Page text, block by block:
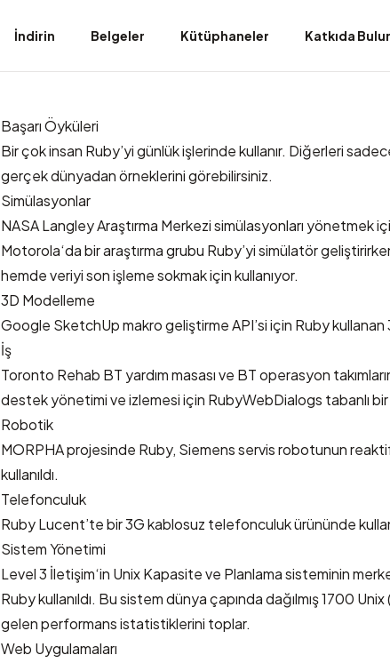
İndirin Belgeler Kütüphaneler Katkıda
Başarı Öyküleri
Bir çok insan Ruby’yi günlük işlerinde kullanır. Diğerleri
gerçek dünyadan örneklerini görebilirsiniz.
Simülasyonlar
NASA Langley Araştırma Merkezisimülasyonları yönetmek
Motorola‘da bir araştırma grubu Ruby’yi simülatör
hemde veriyi son işleme sokmak için kullanıyor.
3D Modelleme
Google SketchUpmakro geliştirme API’si için Ruby kullanan
İş
Toronto Rehab BT yardım masası ve BT operasyon
destek yönetimi ve izlemesi için RubyWebDialogs tabanlı bir
Robotik
MORPHA projesinde Ruby, Siemens servis robotunun
kullanıldı.
Telefonculuk
Ruby Lucent’te bir 3G kablosuz telefonculuk ürününde
Sistem Yönetimi
Level 3 İletişim‘in Unix Kapasite ve Planlama sisteminin
Ruby kullanıldı. Bu sistem dünya çapında dağılmış 1700
gelen performans istatistiklerini toplar.
Web Uygulamaları